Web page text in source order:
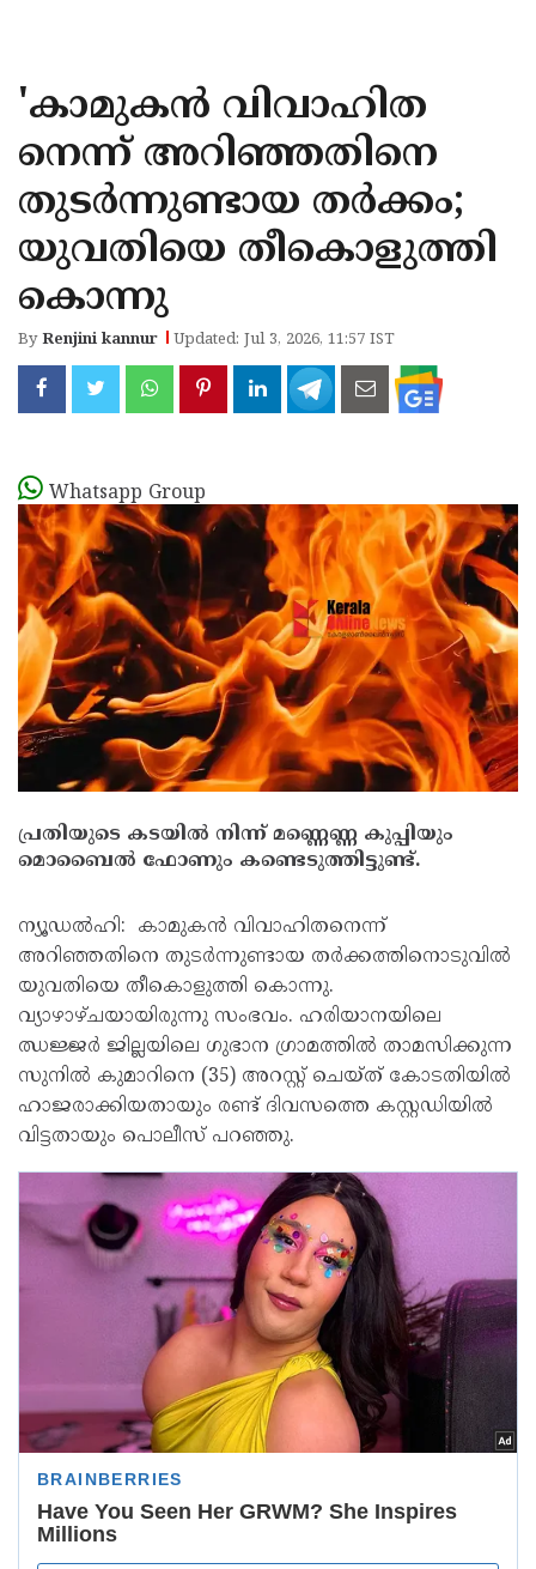
KANNUR
KASARAGOD
'കാമുകന്‍ വിവാഹിത
നെന്ന് അറിഞ്ഞതിനെ
തുടര്‍ന്നുണ്ടായ തര്‍ക്കം;
യുവതിയെ തീകൊളുത്തി
കൊന്നു
ByRenjini kannur Updated: Jul 3, 2026, 11:57 IST
Whatsapp Group
പ്രതിയുടെ കടയില്‍ നിന്ന് മണ്ണെണ്ണ കുപ്പിയും
മൊബൈല്‍ ഫോണും കണ്ടെടുത്തിട്ടുണ്ട്.
ന്യൂഡല്‍ഹി: കാമുകന്‍ വിവാഹിതനെന്ന്
അറിഞ്ഞതിനെ തുടര്‍ന്നുണ്ടായ തര്‍ക്കത്തിനൊടുവിൽ
യുവതിയെ തീകൊളുത്തി കൊന്നു.
വ്യാഴാഴ്ചയായിരുന്നു സംഭവം. ഹരിയാനയിലെ
ഝജ്ജര്‍ ജില്ലയിലെ ഗുഭാന ഗ്രാമത്തില്‍ താമസിക്കുന്ന
സുനില്‍ കുമാറിനെ (35) അറസ്റ്റ് ചെയ്ത് കോടതിയില്‍
ഹാജരാക്കിയതായും രണ്ട് ദിവസത്തെ കസ്റ്റഡിയില്‍
വിട്ടതായും പൊലീസ് പറഞ്ഞു.